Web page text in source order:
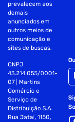
prevalecem aos
demais
anunciados em
outros meios de
comunicação e
sites de buscas.
CNPJ
43.214.055/0001-
07 | Martins
Comércio e
Serviço de
Distribuição S.A.
Rua Jataí, 1150,